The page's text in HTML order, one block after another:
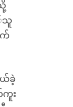
သူ
က်
ခဲ့
ကူး